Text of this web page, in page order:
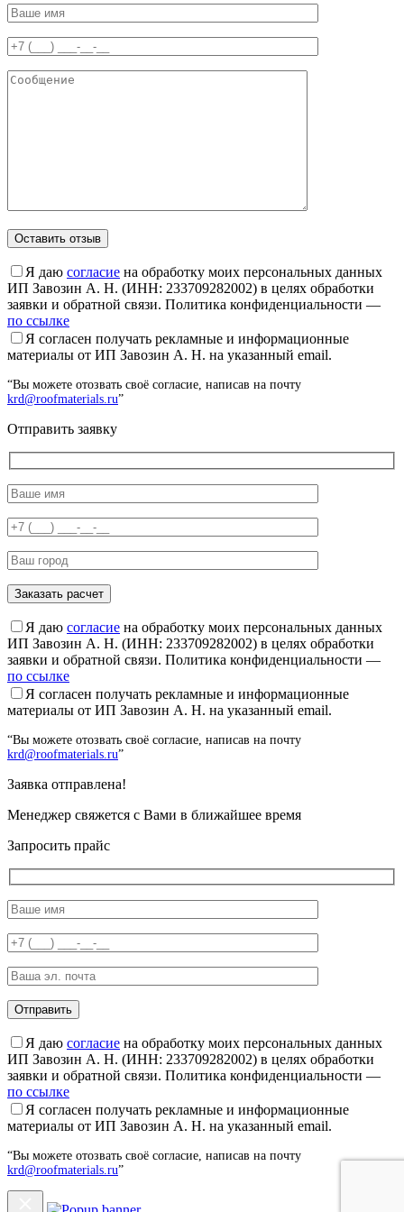
Я даю согласие на обработку моих персональных данных
ИП Завозин А. Н. (ИНН: 233709282002) в целях обработки
заявки и обратной связи. Политика конфиденциальности —
по ссылке
Я согласен получать рекламные и информационные
материалы от ИП Завозин А. Н. на указанный email.
“Вы можете отозвать своё согласие, написав на почту
krd@roofmaterials.ru”
Отправить заявку
Я даю согласие на обработку моих персональных данных
ИП Завозин А. Н. (ИНН: 233709282002) в целях обработки
заявки и обратной связи. Политика конфиденциальности —
по ссылке
Я согласен получать рекламные и информационные
материалы от ИП Завозин А. Н. на указанный email.
“Вы можете отозвать своё согласие, написав на почту
krd@roofmaterials.ru”
Заявка отправлена!
Менеджер свяжется с Вами в ближайшее время
Запросить прайс
Я даю согласие на обработку моих персональных данных
ИП Завозин А. Н. (ИНН: 233709282002) в целях обработки
заявки и обратной связи. Политика конфиденциальности —
по ссылке
Я согласен получать рекламные и информационные
материалы от ИП Завозин А. Н. на указанный email.
“Вы можете отозвать своё согласие, написав на почту
krd@roofmaterials.ru”